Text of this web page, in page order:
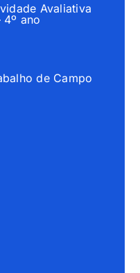
Avaliativa
4º ano
de Campo